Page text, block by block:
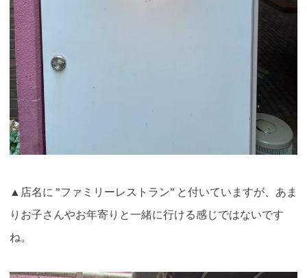
▲店名に ”ファミリーレストラン” と付いていますが、あま
りお子さんやお年寄りと一緒に行ける感じではないです
ね。